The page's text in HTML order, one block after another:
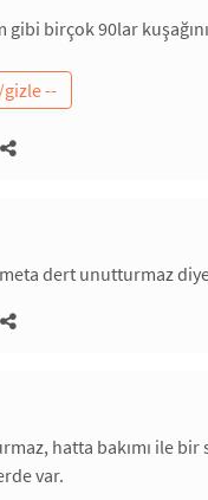
birçok 90lar
dert unutturmaz
hatta bakımı ile
var.